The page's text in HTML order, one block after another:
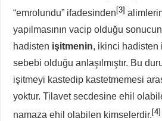
“emrolundu” ifadesinden[3]
yapılmasının vacip olduğu
hadisten işitmenin, ikinci
sebebi olduğu anlaşılmıştır. Bu
işitmeyi kastedip kastetmemesi
yoktur. Tilavet secdesine ehil
namaza ehil olabilen kimselerdir. [4]